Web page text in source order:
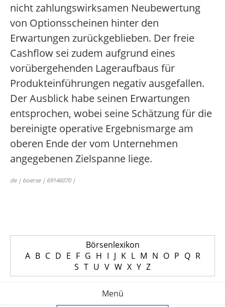
nicht zahlungswirksamen Neubewertung
von Optionsscheinen hinter den
Erwartungen zurückgeblieben. Der freie
Cashflow sei zudem aufgrund eines
vorübergehenden Lageraufbaus für
Produkteinführungen negativ ausgefallen.
Der Ausblick habe seinen Erwartungen
entsprochen, wobei seine Schätzung für die
bereinigte operative Ergebnismarge am
oberen Ende der vom Unternehmen
angegebenen Zielspanne liege.
de | boerse | 69146070 |
Börsenlexikon
A B C D E F G H I J K L M N O P Q R
S T U V W X Y Z
Menü